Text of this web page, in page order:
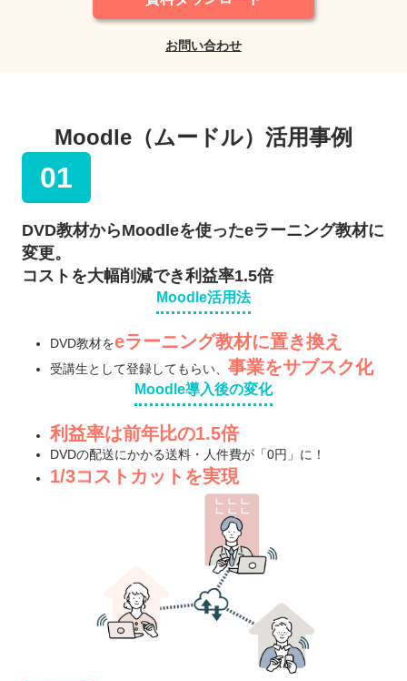
お問い合わせ
Moodle（ムードル）活用事例
01
DVD教材からMoodleを使ったeラーニング教材に
変更。
コストを大幅削減でき利益率1.5倍
Moodle活用法
DVD教材をeラーニング教材に置き換え
受講生として登録してもらい、 事業をサブスク化
Moodle導入後の変化
利益率は前年比の1.5倍
DVDの配送にかかる送料・人件費が「0円」に！
1/3コストカットを実現